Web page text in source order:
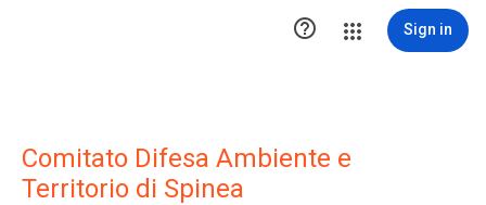
 Sign in
Comitato Difesa Ambiente e
Territorio di Spinea